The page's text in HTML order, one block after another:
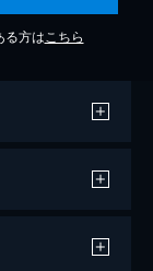
る方は こちら